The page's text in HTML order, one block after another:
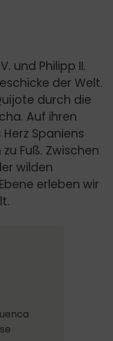
und Philipp II.
der Welt.
durch die
Auf ihren
Spaniens
Fuß. Zwischen
wilden
erleben wir